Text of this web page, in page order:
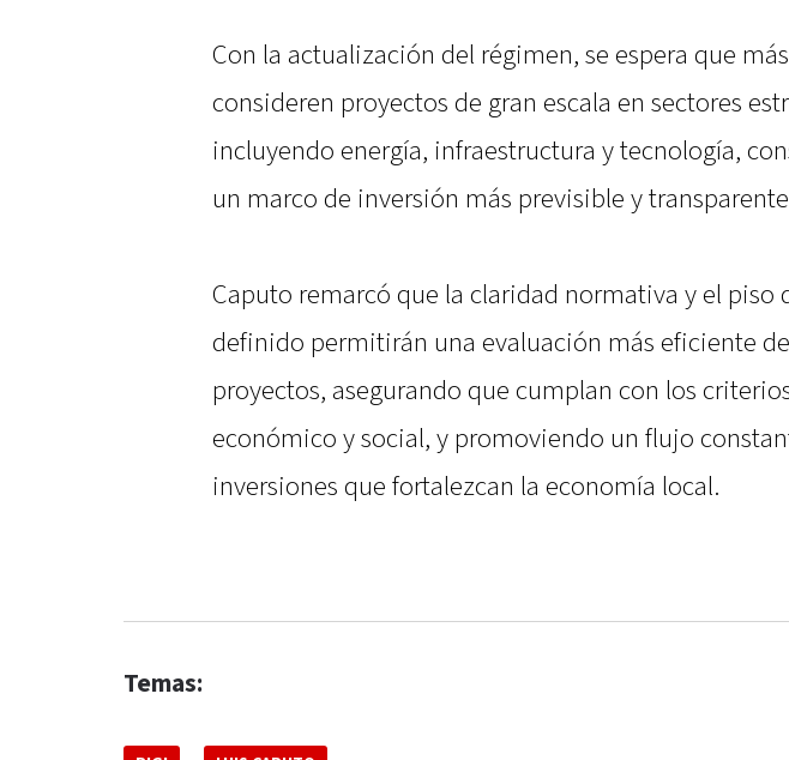
Con la actualización del régimen, se espera que
consideren proyectos de gran escala en sectores
incluyendo energía, infraestructura y tecnología,
un marco de inversión más previsible y
Caputo remarcó que la claridad normativa y el piso
definido permitirán una evaluación más eficiente
proyectos, asegurando que cumplan con los
económico y social, y promoviendo un flujo
inversiones que fortalezcan la economía local.
Temas: